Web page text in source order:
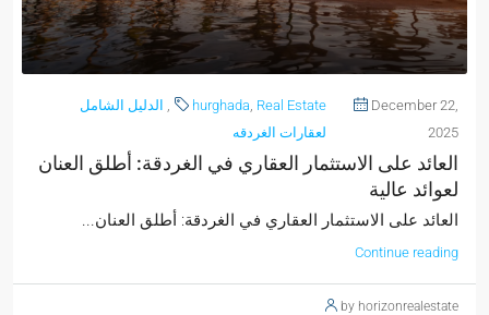
December 22,
2025
hurghada Real Estate
الدليل الشامل
لعقارات الغردقه
العائد على الاستثمار العقاري في الغردقة: أطلق العنان
لعوائد عالية
العائد على الاستثمار العقاري في الغردقة: أطلق العنان...
Continue reading
by horizonrealestate